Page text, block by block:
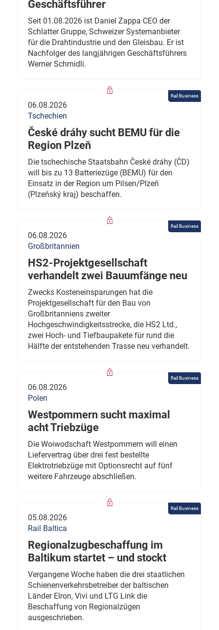
Geschäftsführer
Seit 01.08.2026 ist Daniel Zappa CEO der
Schlatter Gruppe, Schweizer Systemanbieter
für die Drahtindustrie und den Gleisbau. Er ist
Nachfolger des langjährigen Geschäftsführers
Werner Schmidli.
Rail Business
06.08.2026
Tschechien
České dráhy sucht BEMU für die
Region Plzeň
Die tschechische Staatsbahn České dráhy (ČD)
will bis zu 13 Batteriezüge (BEMU) für den
Einsatz in der Region um Pilsen/Plzeň
(Plzeňský kraj) beschaffen.
Rail Business
06.08.2026
Großbritannien
HS2-Projektgesellschaft
verhandelt zwei Bauumfänge neu
Zwecks Kosteneinsparungen hat die
Projektgesellschaft für den Bau von
Großbritanniens zweiter
Hochgeschwindigkeitsstrecke, die HS2 Ltd.,
zwei Hoch- und Tiefbaupakete für rund die
Hälfte der entstehenden Trasse neu verhandelt.
Rail Business
06.08.2026
Polen
Westpommern sucht maximal
acht Triebzüge
Die Woiwodschaft Westpommern will einen
Liefervertrag über drei fest bestellte
Elektrotriebzüge mit Optionsrecht auf fünf
weitere Fahrzeuge abschließen.
Rail Business
05.08.2026
Rail Baltica
Regionalzugbeschaffung im
Baltikum startet – und stockt
Vergangene Woche haben die drei staatlichen
Schienenverkehrsbetreiber der baltischen
Länder Elron, Vivi und LTG Link die
Beschaffung von Regionalzügen
ausgeschrieben.